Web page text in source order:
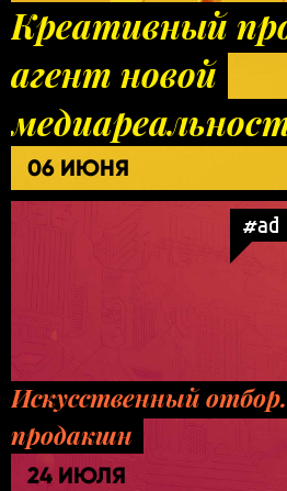
Креативный
агент новой
06 ИЮНЯ
#ad
Искусственный
продакшн
24 ИЮЛЯ